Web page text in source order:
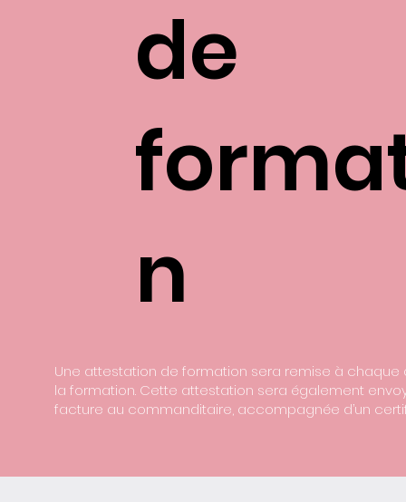
Une attestation de formation sera remise à chaque
la formation. Cette attestation sera également
facture au commanditaire, accompagnée d’un
de
n